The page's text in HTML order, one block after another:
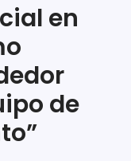
en
de